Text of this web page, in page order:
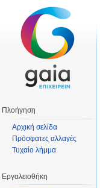
Πλοήγηση
Αρχική σελίδα
Πρόσφατες αλλαγές
Τυχαίο λήμμα
Εργαλειοθήκη